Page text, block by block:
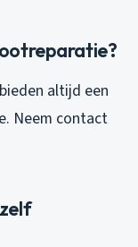
altijd een
Neem contact